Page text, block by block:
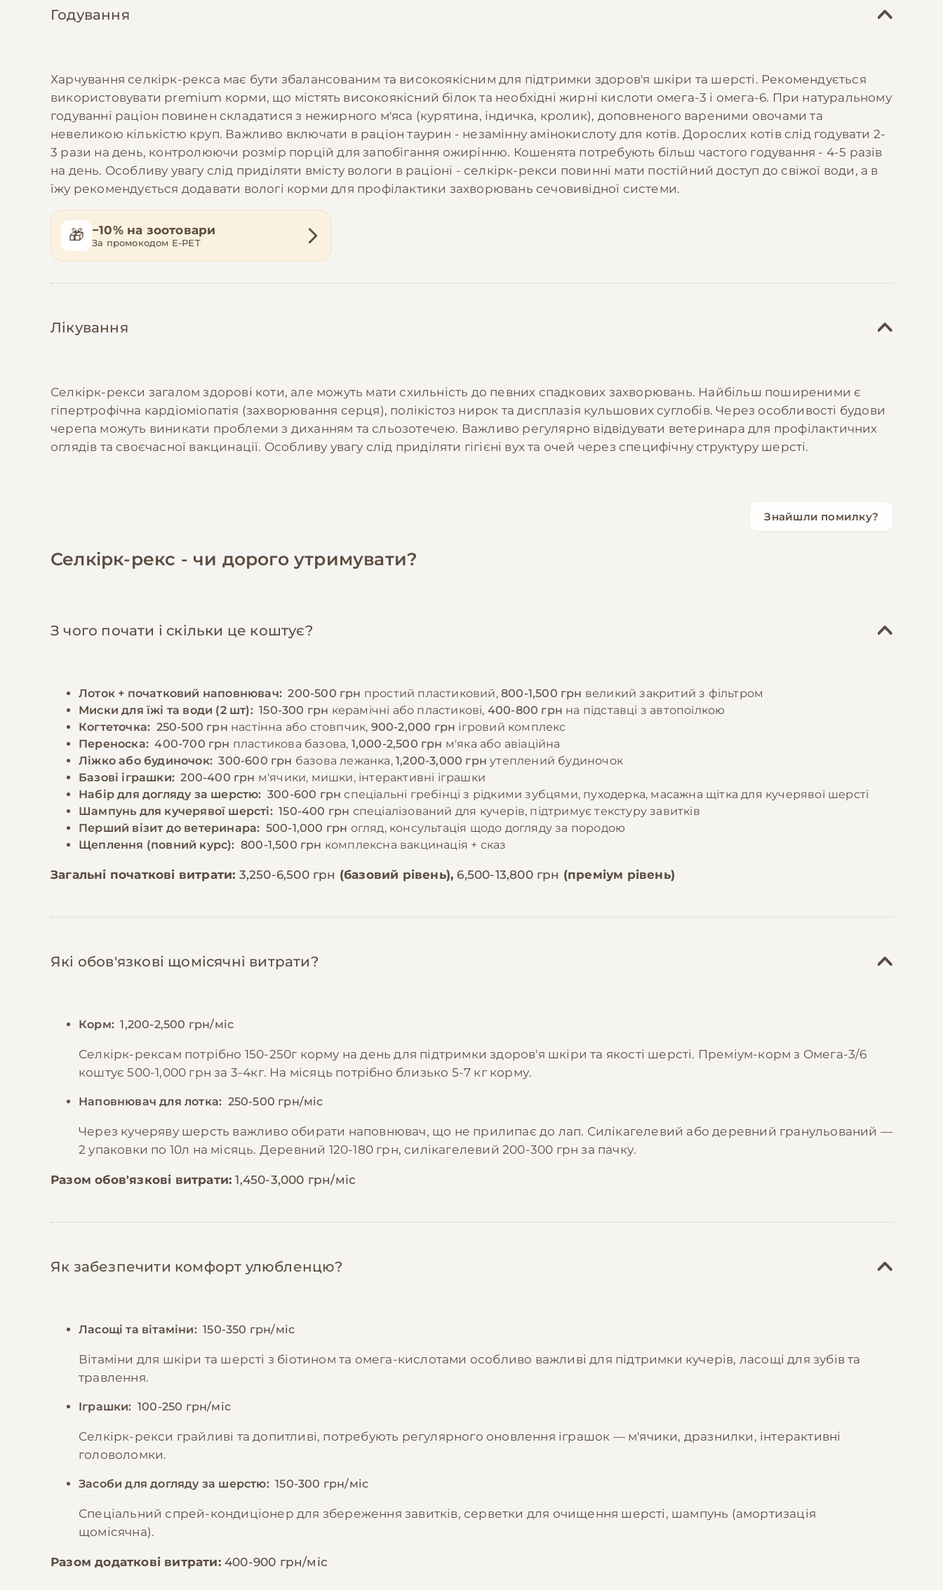
Годування
Харчування селкірк-рекса має бути збалансованим та високоякісним для підтримки здоров'я шкіри та шерсті. Рекомендується
використовувати premium корми, що містять високоякісний білок та необхідні жирні кислоти омега-3 і омега-6. При натуральному
годуванні раціон повинен складатися з нежирного м'яса (курятина, індичка, кролик), доповненого вареними овочами та
невеликою кількістю круп. Важливо включати в раціон таурин - незамінну амінокислоту для котів. Дорослих котів слід годувати 2-
3 рази на день, контролюючи розмір порцій для запобігання ожирінню. Кошенята потребують більш частого годування - 4-5 разів
на день. Особливу увагу слід приділяти вмісту вологи в раціоні - селкірк-рекси повинні мати постійний доступ до свіжої води, а в
їжу рекомендується додавати вологі корми для профілактики захворювань сечовивідної системи.
🎁 −10% на зоотовари
За промокодом E-PET
Лікування
Селкірк-рекси загалом здорові коти, але можуть мати схильність до певних спадкових захворювань. Найбільш поширеними є
гіпертрофічна кардіоміопатія (захворювання серця), полікістоз нирок та дисплазія кульшових суглобів. Через особливості будови
черепа можуть виникати проблеми з диханням та сльозотечею. Важливо регулярно відвідувати ветеринара для профілактичних
оглядів та своєчасної вакцинації. Особливу увагу слід приділяти гігієні вух та очей через специфічну структуру шерсті.
Знайшли помилку?
Селкірк-рекс - чи дорого утримувати?
З чого почати і скільки це коштує?
Лоток + початковий наповнювач: 200-500 грн простий пластиковий,800-1,500 грн великий закритий з фільтром
Миски для їжі та води (2 шт): 150-300 грн керамічні або пластикові, 400-800 грн на підставці з автопоїлкою
Когтеточка: 250-500 грн настінна або стовпчик, 900-2,000 грн ігровий комплекс
Переноска: 400-700 грн пластикова базова, 1,000-2,500 грн м'яка або авіаційна
Ліжко або будиночок: 300-600 грн базова лежанка,1,200-3,000 грн утеплений будиночок
Базові іграшки: 200-400 грн м'ячики, мишки, інтерактивні іграшки
Набір для догляду за шерстю: 300-600 грн спеціальні гребінці з рідкими зубцями, пуходерка, масажна щітка для кучерявої шерсті
Шампунь для кучерявої шерсті: 150-400 грн спеціалізований для кучерів, підтримує текстуру завитків
Перший візит до ветеринара: 500-1,000 грн огляд, консультація щодо догляду за породою
Щеплення (повний курс): 800-1,500 грн комплексна вакцинація + сказ
Загальні початкові витрати: 3,250-6,500 грн (базовий рівень),6,500-13,800 грн (преміум рівень)
Які обов'язкові щомісячні витрати?
Корм: 1,200-2,500 грн/міс
Селкірк-рексам потрібно 150-250г корму на день для підтримки здоров'я шкіри та якості шерсті. Преміум-корм з Омега-3/6
коштує 500-1,000 грн за 3-4кг. На місяць потрібно близько 5-7 кг корму.
Наповнювач для лотка: 250-500 грн/міс
Через кучеряву шерсть важливо обирати наповнювач, що не прилипає до лап. Силікагелевий або деревний гранульований —
2 упаковки по 10л на місяць. Деревний 120-180 грн, силікагелевий 200-300 грн за пачку.
Разом обов'язкові витрати:1,450-3,000 грн/міс
Як забезпечити комфорт улюбленцю?
Ласощі та вітаміни: 150-350 грн/міс
Вітаміни для шкіри та шерсті з біотином та омега-кислотами особливо важливі для підтримки кучерів, ласощі для зубів та
травлення.
Іграшки: 100-250 грн/міс
Селкірк-рекси грайливі та допитливі, потребують регулярного оновлення іграшок — м'ячики, дразнилки, інтерактивні
головоломки.
Засоби для догляду за шерстю: 150-300 грн/міс
Спеціальний спрей-кондиціонер для збереження завитків, серветки для очищення шерсті, шампунь (амортизація
щомісячна).
Разом додаткові витрати: 400-900 грн/міс